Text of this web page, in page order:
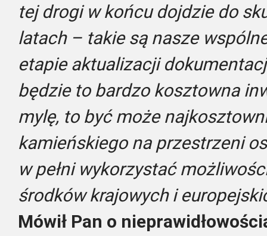
tej drogi w końcu dojdzie do
latach – takie są nasze
etapie aktualizacji
będzie to bardzo kosztowna
mylę, to być może
kamieńskiego na przestrzeni
w pełni wykorzystać
środków krajowych i
Mówił Pan o